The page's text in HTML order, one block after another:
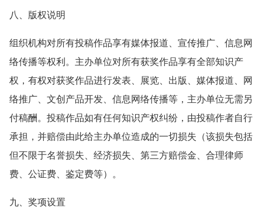
八、版权说明
组织机构对所有投稿作品享有媒体报道、宣传推广、信息网
络传播等权利。主办单位对所有获奖作品享有全部知识产
权，有权对获奖作品进行发表、展览、出版、媒体报道、网
络推广、文创产品开发、信息网络传播等，主办单位无需另
付稿酬。投稿作品如有任何知识产权纠纷，由投稿作者自行
承担，并赔偿由此给主办单位造成的一切损失（该损失包括
但不限于名誉损失、经济损失、第三方赔偿金、合理律师
费、公证费、鉴定费等）。
九、奖项设置